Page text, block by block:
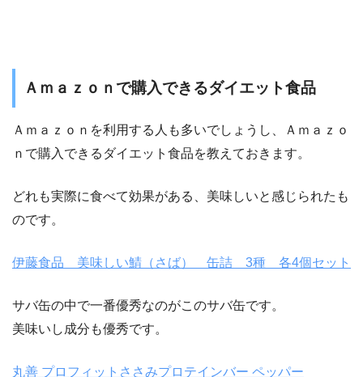
Ａｍａｚｏｎで購入できるダイエット食品
Ａｍａｚｏｎを利用する人も多いでしょうし、Ａｍａｚｏ
ｎで購入できるダイエット食品を教えておきます。
どれも実際に食べて効果がある、美味しいと感じられたも
のです。
伊藤食品 美味しい鯖（さば） 缶詰 3種 各4個セット
サバ缶の中で一番優秀なのがこのサバ缶です。
美味いし成分も優秀です。
丸善 プロフィットささみプロテインバー ペッパー